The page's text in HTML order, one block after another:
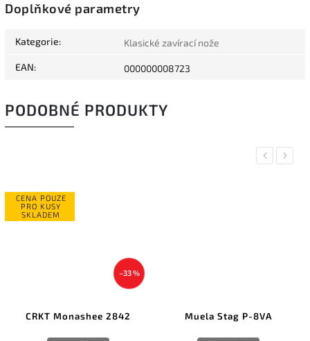
Doplňkové parametry
Kategorie: Klasické zavírací nože
EAN: 000000008723
PODOBNÉ PRODUKTY
Previous
CENA POUZE
PRO KUSY
SKLADEM
–33 %
CRKT Monashee 2842 Muela Stag P-8VA
Next